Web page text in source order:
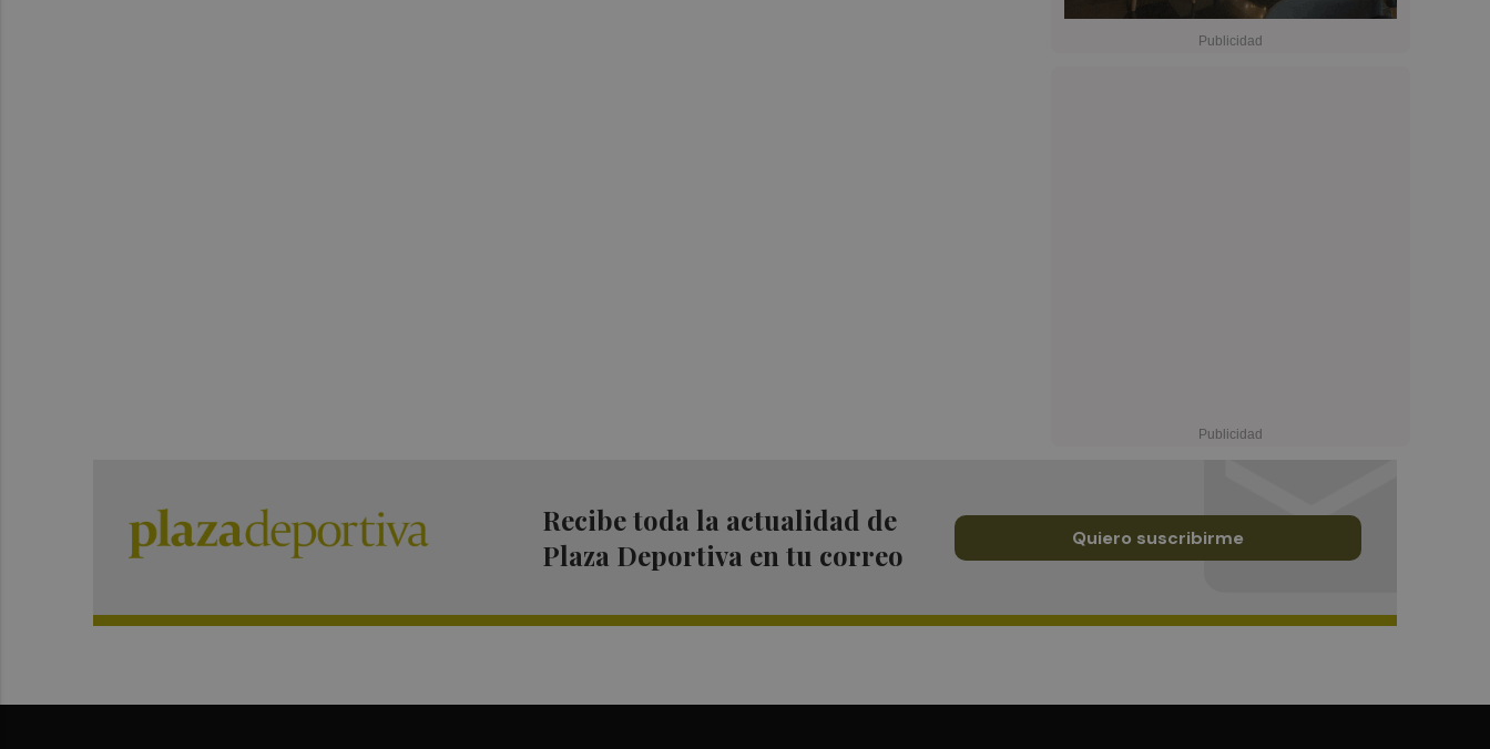
Recibe toda la actualidad de
Plaza Deportiva en tu correo
Quiero suscribirme